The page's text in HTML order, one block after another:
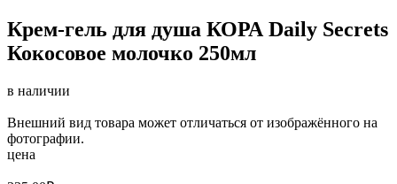
Крем-гель для душа КОРА Daily Secrets
Кокосовое молочко 250мл
в наличии
Внешний вид товара может отличаться от изображённого на
фотографии.
цена